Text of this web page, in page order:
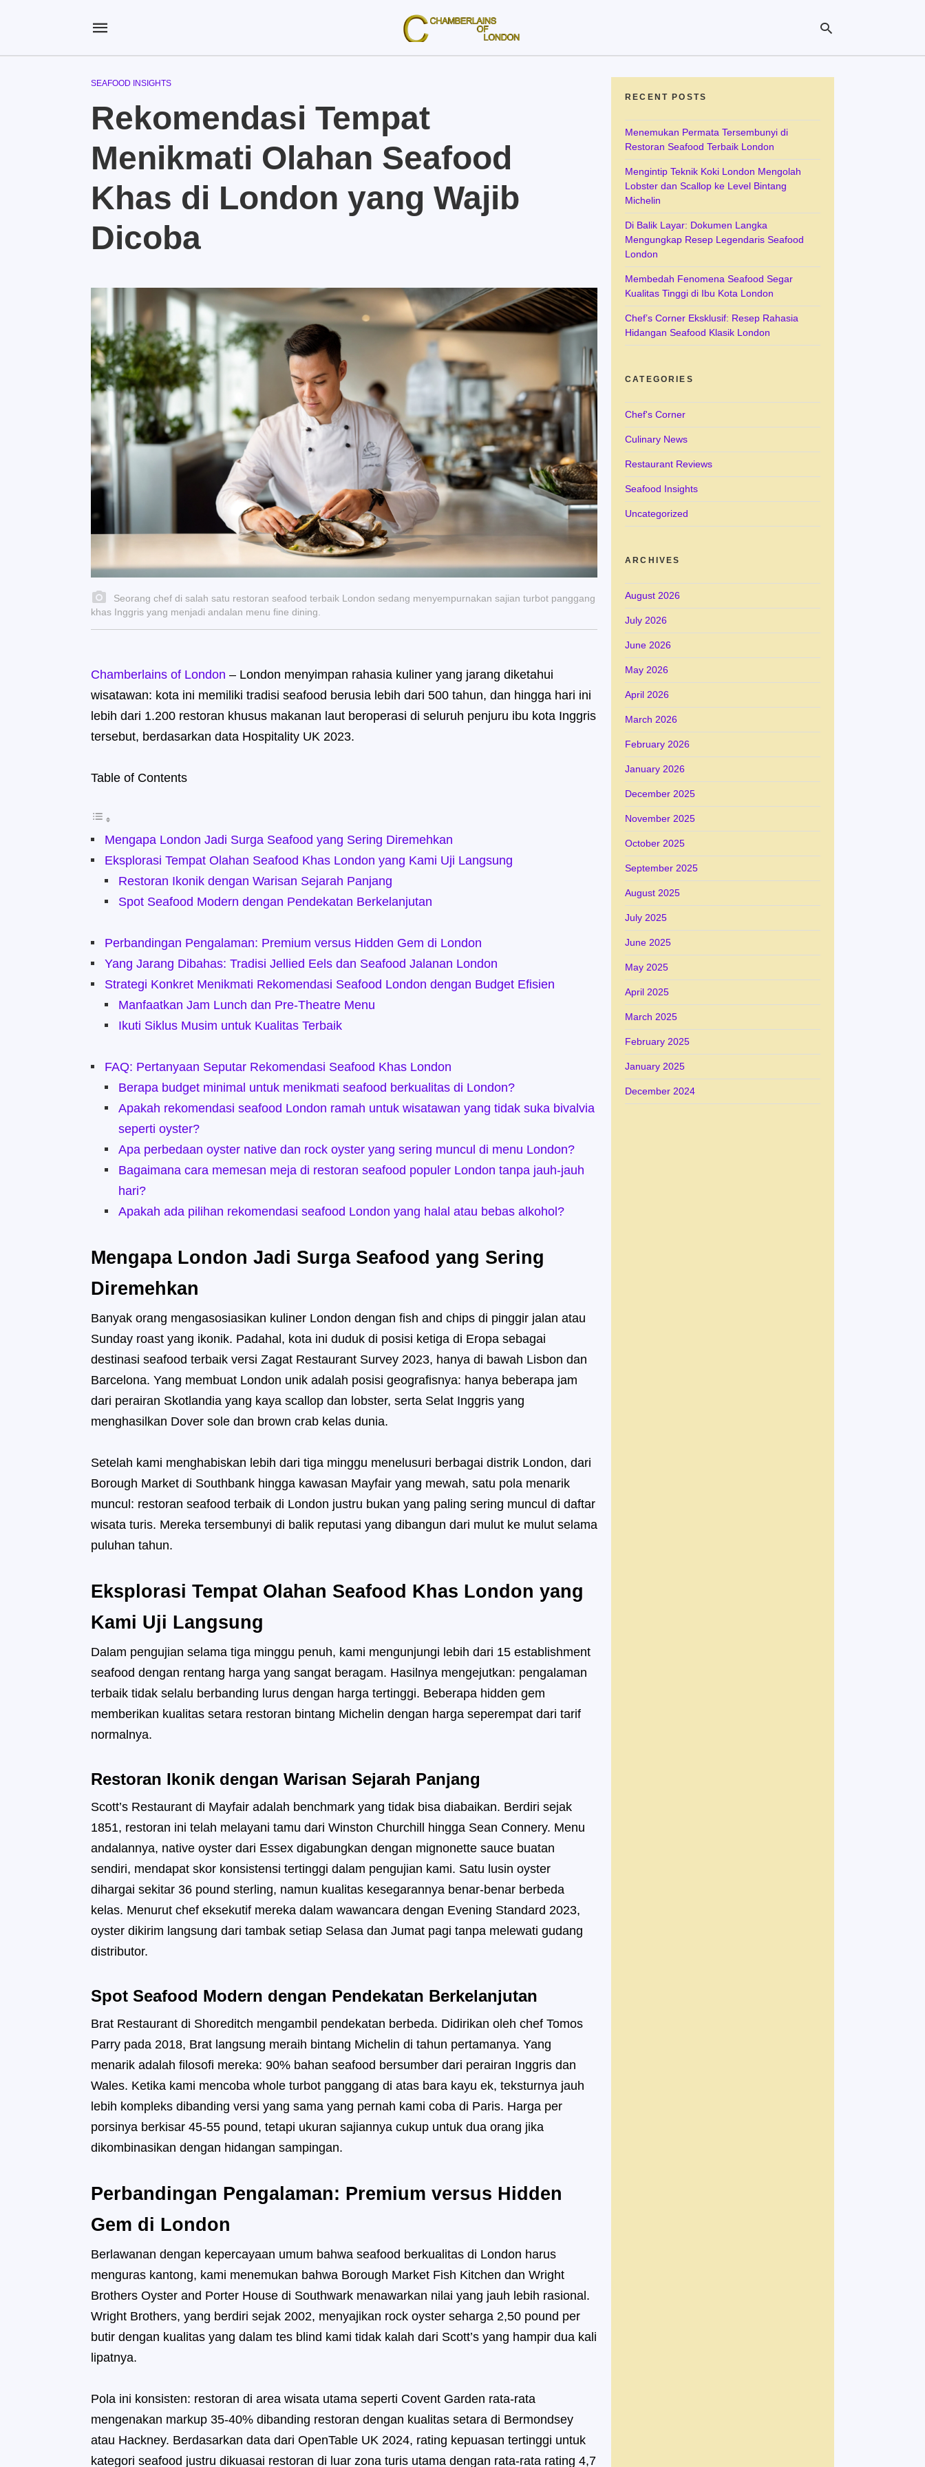
SEAFOOD INSIGHTS
Rekomendasi Tempat
Menikmati Olahan Seafood
Khas di London yang Wajib
Dicoba
Seorang chef di salah satu restoran seafood terbaik London sedang menyempurnakan sajian turbot panggang
khas Inggris yang menjadi andalan menu fine dining.
Chamberlains of London – London menyimpan rahasia kuliner yang jarang diketahui
wisatawan: kota ini memiliki tradisi seafood berusia lebih dari 500 tahun, dan hingga hari ini
lebih dari 1.200 restoran khusus makanan laut beroperasi di seluruh penjuru ibu kota Inggris
tersebut, berdasarkan data Hospitality UK 2023.
Table of Contents
Mengapa London Jadi Surga Seafood yang Sering Diremehkan
Eksplorasi Tempat Olahan Seafood Khas London yang Kami Uji Langsung
Restoran Ikonik dengan Warisan Sejarah Panjang
Spot Seafood Modern dengan Pendekatan Berkelanjutan
Perbandingan Pengalaman: Premium versus Hidden Gem di London
Yang Jarang Dibahas: Tradisi Jellied Eels dan Seafood Jalanan London
Strategi Konkret Menikmati Rekomendasi Seafood London dengan Budget Efisien
Manfaatkan Jam Lunch dan Pre-Theatre Menu
Ikuti Siklus Musim untuk Kualitas Terbaik
FAQ: Pertanyaan Seputar Rekomendasi Seafood Khas London
Berapa budget minimal untuk menikmati seafood berkualitas di London?
Apakah rekomendasi seafood London ramah untuk wisatawan yang tidak suka bivalvia
seperti oyster?
Apa perbedaan oyster native dan rock oyster yang sering muncul di menu London?
Bagaimana cara memesan meja di restoran seafood populer London tanpa jauh-jauh
hari?
Apakah ada pilihan rekomendasi seafood London yang halal atau bebas alkohol?
Mengapa London Jadi Surga Seafood yang Sering
Diremehkan
Banyak orang mengasosiasikan kuliner London dengan fish and chips di pinggir jalan atau
Sunday roast yang ikonik. Padahal, kota ini duduk di posisi ketiga di Eropa sebagai
destinasi seafood terbaik versi Zagat Restaurant Survey 2023, hanya di bawah Lisbon dan
Barcelona. Yang membuat London unik adalah posisi geografisnya: hanya beberapa jam
dari perairan Skotlandia yang kaya scallop dan lobster, serta Selat Inggris yang
menghasilkan Dover sole dan brown crab kelas dunia.
Setelah kami menghabiskan lebih dari tiga minggu menelusuri berbagai distrik London, dari
Borough Market di Southbank hingga kawasan Mayfair yang mewah, satu pola menarik
muncul: restoran seafood terbaik di London justru bukan yang paling sering muncul di daftar
wisata turis. Mereka tersembunyi di balik reputasi yang dibangun dari mulut ke mulut selama
puluhan tahun.
Eksplorasi Tempat Olahan Seafood Khas London yang
Kami Uji Langsung
Dalam pengujian selama tiga minggu penuh, kami mengunjungi lebih dari 15 establishment
seafood dengan rentang harga yang sangat beragam. Hasilnya mengejutkan: pengalaman
terbaik tidak selalu berbanding lurus dengan harga tertinggi. Beberapa hidden gem
memberikan kualitas setara restoran bintang Michelin dengan harga seperempat dari tarif
normalnya.
Restoran Ikonik dengan Warisan Sejarah Panjang
Scott’s Restaurant di Mayfair adalah benchmark yang tidak bisa diabaikan. Berdiri sejak
1851, restoran ini telah melayani tamu dari Winston Churchill hingga Sean Connery. Menu
andalannya, native oyster dari Essex digabungkan dengan mignonette sauce buatan
sendiri, mendapat skor konsistensi tertinggi dalam pengujian kami. Satu lusin oyster
dihargai sekitar 36 pound sterling, namun kualitas kesegarannya benar-benar berbeda
kelas. Menurut chef eksekutif mereka dalam wawancara dengan Evening Standard 2023,
oyster dikirim langsung dari tambak setiap Selasa dan Jumat pagi tanpa melewati gudang
distributor.
Spot Seafood Modern dengan Pendekatan Berkelanjutan
Brat Restaurant di Shoreditch mengambil pendekatan berbeda. Didirikan oleh chef Tomos
Parry pada 2018, Brat langsung meraih bintang Michelin di tahun pertamanya. Yang
menarik adalah filosofi mereka: 90% bahan seafood bersumber dari perairan Inggris dan
Wales. Ketika kami mencoba whole turbot panggang di atas bara kayu ek, teksturnya jauh
lebih kompleks dibanding versi yang sama yang pernah kami coba di Paris. Harga per
porsinya berkisar 45-55 pound, tetapi ukuran sajiannya cukup untuk dua orang jika
dikombinasikan dengan hidangan sampingan.
Perbandingan Pengalaman: Premium versus Hidden
Gem di London
Berlawanan dengan kepercayaan umum bahwa seafood berkualitas di London harus
menguras kantong, kami menemukan bahwa Borough Market Fish Kitchen dan Wright
Brothers Oyster and Porter House di Southwark menawarkan nilai yang jauh lebih rasional.
Wright Brothers, yang berdiri sejak 2002, menyajikan rock oyster seharga 2,50 pound per
butir dengan kualitas yang dalam tes blind kami tidak kalah dari Scott’s yang hampir dua kali
lipatnya.
Pola ini konsisten: restoran di area wisata utama seperti Covent Garden rata-rata
mengenakan markup 35-40% dibanding restoran dengan kualitas setara di Bermondsey
atau Hackney. Berdasarkan data dari OpenTable UK 2024, rating kepuasan tertinggi untuk
kategori seafood justru dikuasai restoran di luar zona turis utama dengan rata-rata rating 4,7
RECENT POSTS
Menemukan Permata Tersembunyi di
Restoran Seafood Terbaik London
Mengintip Teknik Koki London Mengolah
Lobster dan Scallop ke Level Bintang
Michelin
Di Balik Layar: Dokumen Langka
Mengungkap Resep Legendaris Seafood
London
Membedah Fenomena Seafood Segar
Kualitas Tinggi di Ibu Kota London
Chef’s Corner Eksklusif: Resep Rahasia
Hidangan Seafood Klasik London
CATEGORIES
Chef's Corner
Culinary News
Restaurant Reviews
Seafood Insights
Uncategorized
ARCHIVES
August 2026
July 2026
June 2026
May 2026
April 2026
March 2026
February 2026
January 2026
December 2025
November 2025
October 2025
September 2025
August 2025
July 2025
June 2025
May 2025
April 2025
March 2025
February 2025
January 2025
December 2024